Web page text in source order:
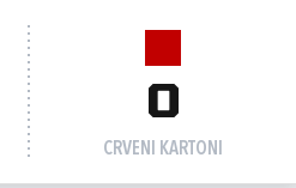
0
CRVENI KARTONI